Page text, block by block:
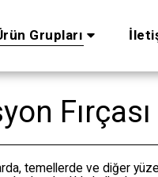
Grupları
Fırçası
temellerde ve diğer